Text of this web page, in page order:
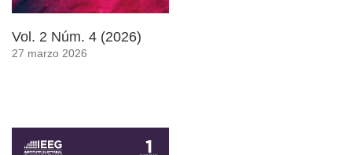
Vol. 2 Núm. 4 (2026)
27 marzo 2026